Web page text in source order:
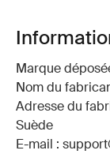
Marque
Nom du
Adresse du
Suède
E-mail :